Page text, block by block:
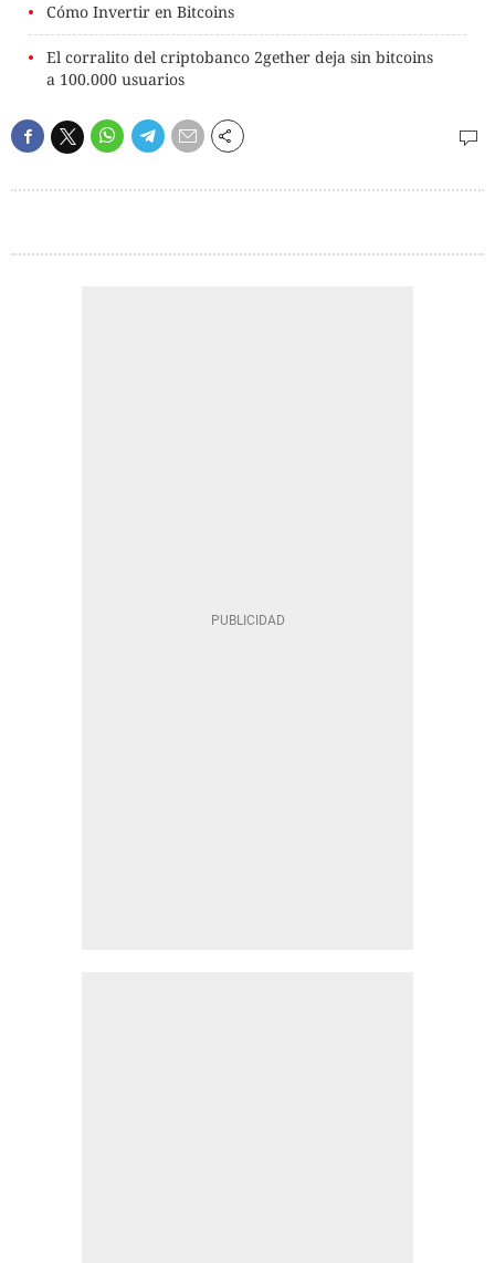
Cómo Invertir en Bitcoins
El corralito del criptobanco 2gether deja sin bitcoins
a 100.000 usuarios